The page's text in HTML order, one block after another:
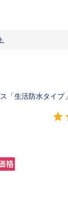
「生活防水タイプ」